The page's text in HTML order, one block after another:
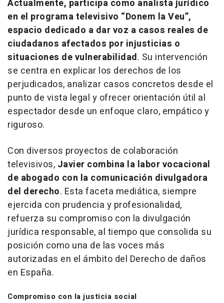
Actualmente, participa como analista jurídico
en el programa televisivo “Donem la Veu”,
espacio dedicado a dar voz a casos reales de
ciudadanos afectados por injusticias o
situaciones de vulnerabilidad. Su intervención
se centra en explicar los derechos de los
perjudicados, analizar casos concretos desde el
punto de vista legal y ofrecer orientación útil al
espectador desde un enfoque claro, empático y
riguroso.
Con diversos proyectos de colaboración
televisivos, Javier combina la labor vocacional
de abogado con la comunicación divulgadora
del derecho. Esta faceta mediática, siempre
ejercida con prudencia y profesionalidad,
refuerza su compromiso con la divulgación
jurídica responsable, al tiempo que consolida su
posición como una de las voces más
autorizadas en el ámbito del Derecho de daños
en España.
Compromiso con la justicia social